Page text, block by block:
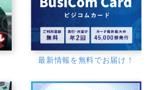
最新情報を無料でお届け！